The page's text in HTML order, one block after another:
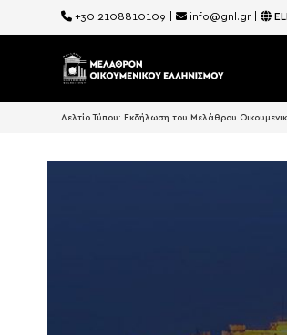
+30 2108810109 | info@gnl.gr|
Δελτίο Τύπου: Εκδήλωση του Μελάθρου